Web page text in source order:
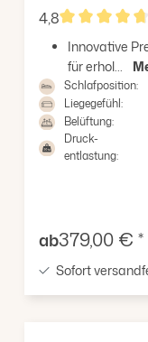
4,8
Innovative
für erhol...
Schlafposition:
Liegegefühl:
Belüftung:
Druck-
entlastung:
Verkaufspreis:
ab379,00 € *
Sofort